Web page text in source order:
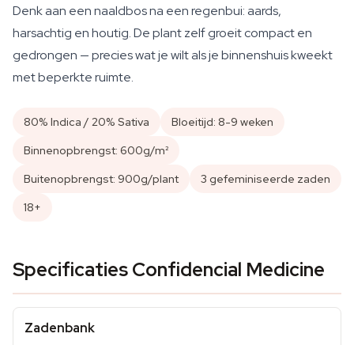
Denk aan een naaldbos na een regenbui: aards,
harsachtig en houtig. De plant zelf groeit compact en
gedrongen — precies wat je wilt als je binnenshuis kweekt
met beperkte ruimte.
80% Indica / 20% Sativa
Bloeitijd: 8-9 weken
Binnenopbrengst: 600g/m²
Buitenopbrengst: 900g/plant
3 gefeminiseerde zaden
18+
Specificaties Confidencial Medicine
Zadenbank